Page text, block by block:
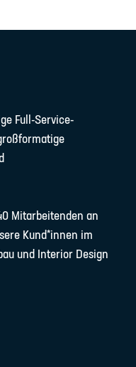
Full-Service-
Mitarbeitenden an
Kund*innen im
und Interior Design